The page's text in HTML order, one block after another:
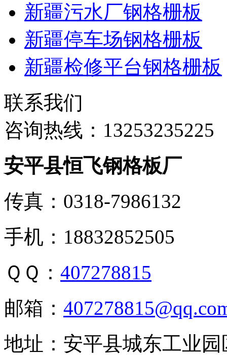
新疆污水厂钢格栅板
新疆停车场钢格栅板
新疆检修平台钢格栅板
联系我们
咨询热线： 13253235225
安平县恒飞钢格板厂
传真：0318-7986132
手机：18832852505
ＱＱ： 407278815
邮箱：
地址：安平县城东工业园